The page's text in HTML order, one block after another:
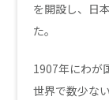
を開設し、日
た。
1907年にわが
世界で数少な